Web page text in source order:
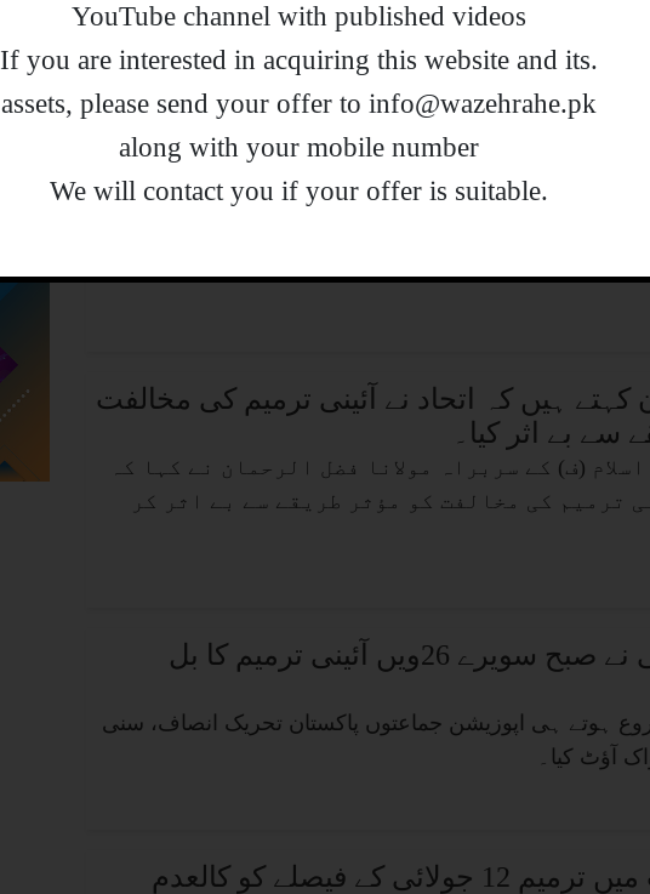
سوچ سمجھ کر کیا۔
پیش کی گئی قومی اسمبلی میں اس سے
کیا اثرات مرتب ہونگے۔
21 اکتوبر 2024 کو قومی اسمبلی میں 26ویں آئینی ترمیم پیش کی گئی،
آئینی، عدالتی، اور قانونی ڈھانچے میں چند اہم
ہیں کہ اتحاد نے آئینی ترمیم کی مخالفت
سے بے اثر کیا۔
(ف) کے سربراہ مولانا فضل الرحمان نے کہا کہ
ترمیم کی مخالفت کو مؤثر طریقے سے بے اثر کر
قومی اسمبلی نے صبح سویرے 26ویں آئینی ترمیم کا بل
ہوتے ہی اپوزیشن جماعتوں پاکستان تحریک انصاف، سنی
آؤٹ کیا۔
الیکشن ایکٹ میں ترمیم 12 جولائی کے فیصلے کو کالعدم
YouTube channel with published videos
.If you are interested in acquiring this website and its
assets, please send your offer to info@wazehrahe.pk
along with your mobile number
.We will contact you if your offer is suitable